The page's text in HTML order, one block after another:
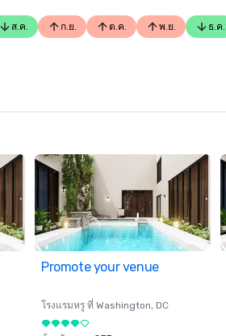
ส.ค. ก.ย. ต.ค. พ.ย. ธ.ค.
Promote your venue
โรงแรมหรู ที่ Washington, DC